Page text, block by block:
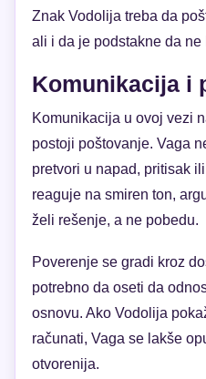
Znak Vodolija treba da
ali i da je podstakne da
Komunikacija i
Komunikacija u ovoj vezi
postoji poštovanje. Vaga
pretvori u napad, pritisak
reaguje na smiren ton,
želi rešenje, a ne pobedu.
Poverenje se gradi kroz
potrebno da oseti da
osnovu. Ako Vodolija
računati, Vaga se lakše
otvorenija.